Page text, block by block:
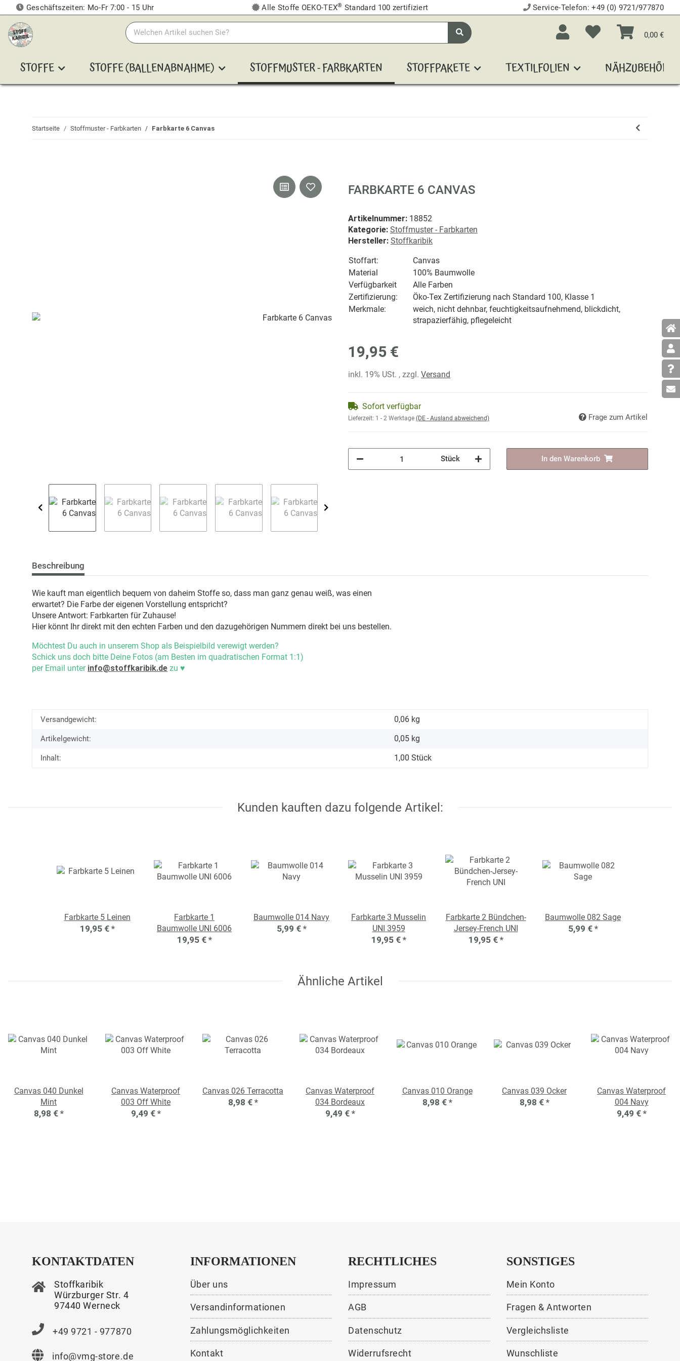
Geschäftszeiten: Mo-Fr 7:00 - 15 Uhr Alle Stoffe OEKO-TEX® Standard 100 zertifiziert Service-Telefon:+49 (0) 9721/977870
0,00 €
STOFFE STOFFE (BALLENABNAHME) STOFFMUSTER - FARBKARTEN STOFFPAKETE TEXTILFOLIEN NÄHZUBEHÖR
Startseite Stoffmuster - Farbkarten Farbkarte 6 Canvas
FARBKARTE 6 CANVAS
Artikelnummer: 18852
Kategorie: Stoffmuster - Farbkarten
Hersteller: Stoffkaribik
Stoffart:
Canvas
Material
100% Baumwolle
Verfügbarkeit
Alle Farben
Zertifizierung:
Öko-Tex Zertifizierung nach Standard 100, Klasse 1
Merkmale:
weich, nicht dehnbar, feuchtigkeitsaufnehmend, blickdicht,
strapazierfähig, pflegeleicht
19,95 €
inkl. 19% USt. , zzgl. Versand
Sofort verfügbar
Lieferzeit: 1 - 2 Werktage (DE - Ausland abweichend) Frage zum Artikel
Stück In den Warenkorb
Beschreibung
Wie kauft man eigentlich bequem von daheim Stoffe so, dass man ganz genau weiß, was einen
erwartet? Die Farbe der eigenen Vorstellung entspricht?
Unsere Antwort: Farbkarten für Zuhause!
Hier könnt Ihr direkt mit den echten Farben und den dazugehörigen Nummern direkt bei uns bestellen.
Möchtest Du auch in unserem Shop als Beispielbild verewigt werden?
Schick uns doch bitte Deine Fotos (am Besten im quadratischen Format 1:1)
per Email unter info@stoffkaribik.de zu ♥
Versandgewicht: 0,06 kg
Artikelgewicht: 0,05 kg
Inhalt: 1,00 Stück
Kunden kauften dazu folgende Artikel:
Farbkarte 5 Leinen
19,95 € *
Farbkarte 1
Baumwolle UNI 6006
19,95 € *
Baumwolle 014 Navy
5,99 € *
Farbkarte 3 Musselin
UNI 3959
19,95 € *
Farbkarte 2 Bündchen-
Jersey-French UNI
19,95 € *
Baumwolle 082 Sage
5,99 € *
Ähnliche Artikel
Canvas 040 Dunkel
Mint
8,98 € *
Canvas Waterproof
003 Off White
9,49 € *
Canvas 026 Terracotta
8,98 € *
Canvas Waterproof
034 Bordeaux
9,49 € *
Canvas 010 Orange
8,98 € *
Canvas 039 Ocker
8,98 € *
Canvas Waterproof
004 Navy
9,49 € *
KONTAKTDATEN
Stoffkaribik
Würzburger Str. 4
97440 Werneck
+49 9721 - 977870
info@vmg-store.de
INFORMATIONEN
Über uns
Versandinformationen
Zahlungsmöglichkeiten
Kontakt
RECHTLICHES
Impressum
AGB
Datenschutz
Widerrufsrecht
SONSTIGES
Mein Konto
Fragen & Antworten
Vergleichsliste
Wunschliste